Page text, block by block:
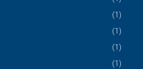
(1)
(1)
(1)
(1)